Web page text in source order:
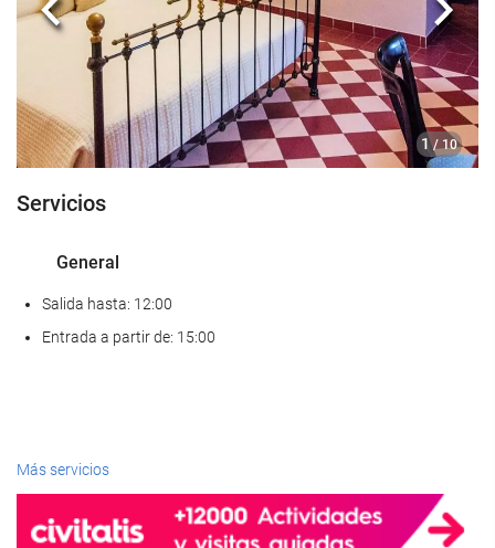
1 / 10
Anterior
Servicios
General
Salida hasta: 12:00
Entrada a partir de: 15:00
Más servicios